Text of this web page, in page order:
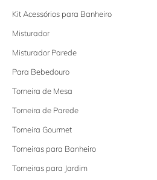
Kit Acessórios para Banheiro
Misturador
Misturador Parede
Para Bebedouro
Torneira de Mesa
Torneira de Parede
Torneira Gourmet
Torneiras para Banheiro
Torneiras para Jardim